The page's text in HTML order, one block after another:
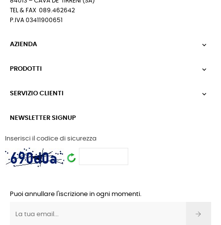
TEL & FAX 089.462642
P.IVA 03411900651
AZIENDA 
PRODOTTI 
SERVIZIO CLIENTI 
NEWSLETTER SIGNUP
Inserisci il codice di sicurezza
Puoi annullare l'iscrizione in ogni momenti.